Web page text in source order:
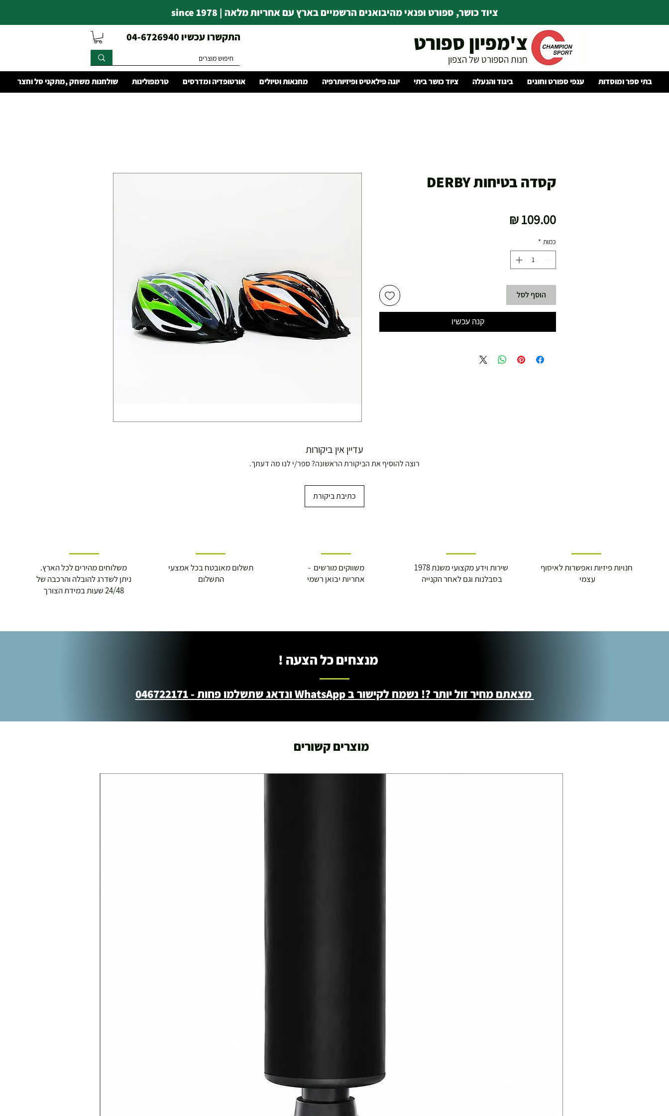
ציוד כושר, ספורט ופנאי מהיבואנים הרשמיים בארץ עם אחריות מלאה | since 1978
התקשרו עכשיו 04-6726940
צ'מפיון ספורט
חנות הספורט של הצפון
בתי ספר ומוסדות ענפי ספורט וחוגים ביגוד והנעלה ציוד כושר ביתי יוגה פילאטיס ופיזיותרפיה מחנאות וטיולים אורטופדיה ומדרסים טרמפולינות שולחנות משחק ,מתקני סל וחצר
קסדה בטיחות DERBY
כמות *
הוסף לסל
קנה עכשיו
עדיין אין ביקורות
רוצה להוסיף את הביקורת הראשונה? ספר/י לנו מה דעתך.
כתיבת ביקורת
משלוחים מהירים לכל הארץ.
ניתן לשדרג להובלה והרכבה של
24/48 שעות במידת הצורך
תשלום מאובטח בכל אמצעי
התשלום
משווקים מורשים -
אחריות יבואן רשמי
שירות וידע מקצועי משנת 1978
בסבלנות וגם לאחר הקנייה
חנויות פיזיות ואפשרות לאיסוף
עצמי
מנצחים כל הצעה !
מצאתם מחיר זול יותר ?! נשמח לקישור ב WhatsApp ונדאג שתשלמו פחות - 046722171
מוצרים קשורים